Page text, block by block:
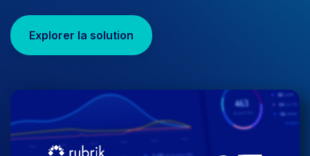
Explorer la solution